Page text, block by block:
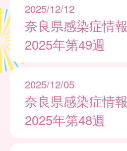
2025/12/12
奈良県感染症情報
2025年第49週
2025/12/05
奈良県感染症情報
2025年第48週